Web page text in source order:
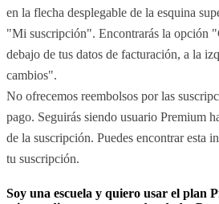
en la flecha desplegable de la esquina
"Mi suscripción". Encontrarás la opción
debajo de tus datos de facturación, a la
cambios".
No ofrecemos reembolsos por las
pago. Seguirás siendo usuario Premium
de la suscripción. Puedes encontrar esta
tu suscripción.
Soy una escuela y quiero usar el plan